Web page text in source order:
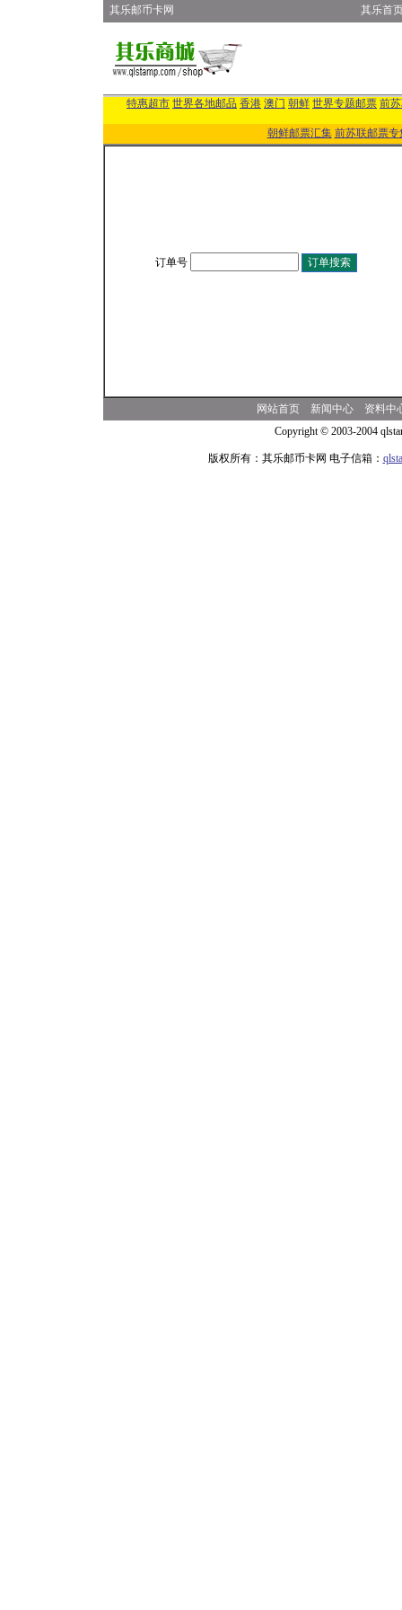
其乐邮币卡网 其乐首
特惠超市 世界各地邮品 香港 澳门 朝鲜 世界专题邮票 前
朝鲜邮票汇集 前苏联邮票专
订单号
网站首页 新闻中心
资料中
Copyright © 2003-2004
版权所有：其乐邮币卡网 电子信箱：